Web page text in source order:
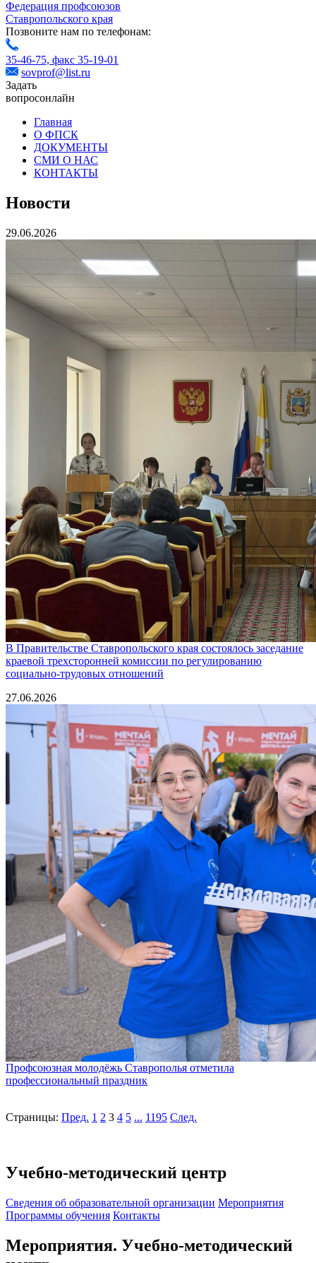
Федерация профсоюзов
Ставропольского края
Позвоните нам по телефонам:
35-46-75, факс 35-19-01
sovprof@list.ru
Задать
вопросонлайн
Главная
О ФПСК
ДОКУМЕНТЫ
СМИ О НАС
КОНТАКТЫ
Новости
29.06.2026
В Правительстве Ставропольского края состоялось заседание
краевой трехсторонней комиссии по регулированию
социально-трудовых отношений
27.06.2026
Профсоюзная молодёжь Ставрополья отметила
профессиональный праздник
Страницы: Пред. 1 2 3 4 5 ... 1195 След.
Учебно-методический центр
Cведения об образовательной организации Мероприятия
Программы обучения Контакты
Мероприятия. Учебно-методический